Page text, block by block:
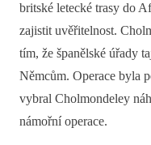
britské letecké trasy do
zajistit uvěřitelnost.
tím, že španělské úřady
Němcům. Operace byla
vybral Cholmondeley
námořní operace.